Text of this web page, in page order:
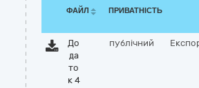
ФАЙЛ ПРИВАТНІСТЬ
До
да
то
к 4
публічний